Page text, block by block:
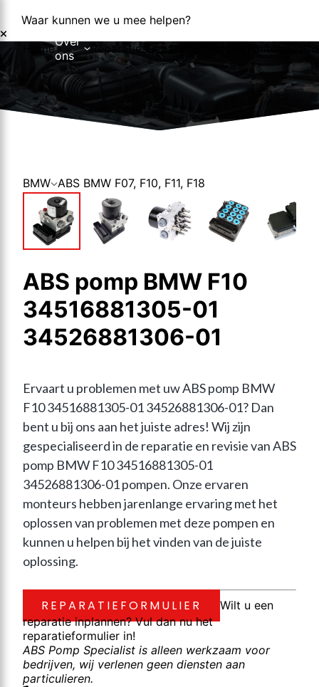
Waar kunnen we u mee helpen?
HomeOver
ons
Over ons
Nieuws
Reparaties Reparatieformulier Foutcodes
BMW ABS BMW F07, F10, F11, F18
ABS pomp BMW F10
34516881305-01
34526881306-01
Ervaart u problemen met uw ABS pomp BMW
F10 34516881305-01 34526881306-01? Dan
bent u bij ons aan het juiste adres! Wij zijn
gespecialiseerd in de reparatie en revisie van ABS
pomp BMW F10 34516881305-01
34526881306-01 pompen. Onze ervaren
monteurs hebben jarenlange ervaring met het
oplossen van problemen met deze pompen en
kunnen u helpen bij het vinden van de juiste
oplossing.
REPARATIEFORMULIER
Wilt u een
reparatie inplannen? Vul dan nu het
reparatieformulier in!
ABS Pomp Specialist is alleen werkzaam voor
bedrijven, wij verlenen geen diensten aan
particulieren.